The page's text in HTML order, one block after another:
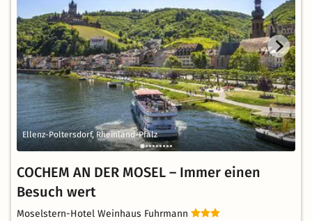
Ellenz-Poltersdorf, Rheinland-Pfalz
COCHEM AN DER MOSEL – Immer einen
Besuch wert
Moselstern-Hotel Weinhaus Fuhrmann